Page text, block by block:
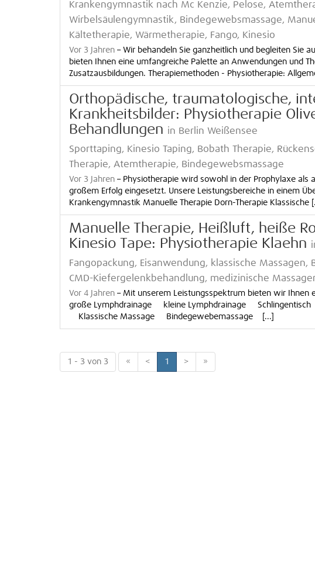
Krankengymnastik nach Mc Kenzie, Pelose,
Wirbelsäulengymnastik, Bindegewebsmassage,
Kältetherapie, Wärmetherapie, Fango, Kinesio
Vor 3 Jahren – Wir behandeln Sie ganzheitlich und begleiten Sie
bieten Ihnen eine umfangreiche Palette an Anwendungen und
Zusatzausbildungen. Therapiemethoden - Physiotherapie:
Orthopädische, traumatologische,
Krankheitsbilder: Physiotherapie
Behandlungen in Berlin Weißensee
Sporttaping, Kinesio Taping, Bobath Therapie,
Therapie, Atemtherapie, Bindegewebsmassage
Vor 3 Jahren – Physiotherapie wird sowohl in der Prophylaxe als
großem Erfolg eingesetzt. Unsere Leistungsbereiche in einem
Krankengymnastik Manuelle Therapie Dorn-Therapie Klassische
Manuelle Therapie, Heißluft, heiße
Kinesio Tape: Physiotherapie Klaehn
Fangopackung, Eisanwendung, klassische
CMD-Kiefergelenkbehandlung, medizinische
Vor 4 Jahren – Mit unserem Leistungsspektrum bieten wir
große Lymphdrainage kleine Lymphdrainage
Klassische Massage Bindegewebemassage [...]
1 - 3 von 3 « < 1 > »